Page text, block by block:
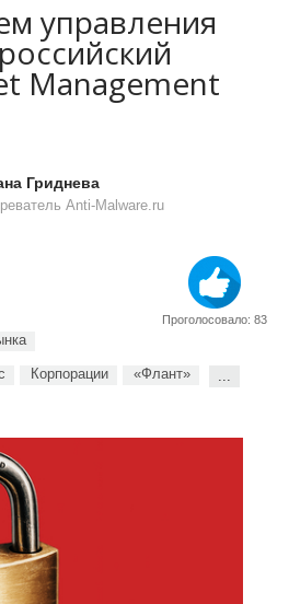
управления
Management
Гриднева
Anti-Malware.ru
Проголосовало: 83
Корпорации «Флант» ...